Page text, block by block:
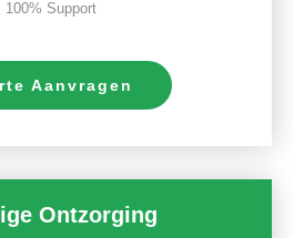
100% Support
Aanvragen
Ontzorging